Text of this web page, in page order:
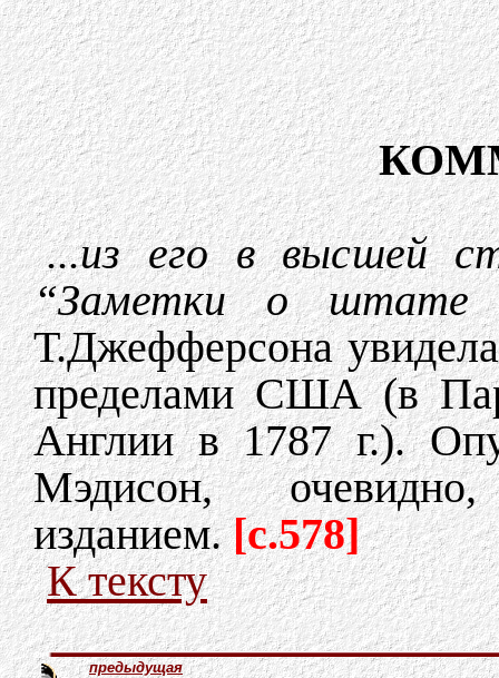
...из его в высшей
“Заметки о штате
Т.Джефферсона
пределами США (в
Англии в 1787 г.).
Мэдисон,
изданием.[c.578]
К тексту
предыдущая